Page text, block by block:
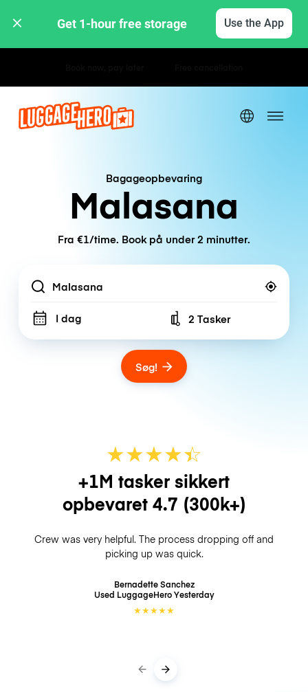
Get 1-hour free storage Use the App
Bagageopbevaring
Malasana
Fra €1/time. Book på under 2 minutter.
Location
I dag Number of bags
2 Tasker
Søg!
★★★★☆
★
+1M tasker sikkert
opbevaret 4.7 (300k+)
Crew was very helpful. The process dropping off and
picking up was quick.
Bernadette Sanchez
Used LuggageHeroYesterday
★★★★★